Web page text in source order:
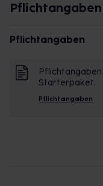
Pflichtangaben
Pflichtangaben
Starterpaket.
Pflichtangaben